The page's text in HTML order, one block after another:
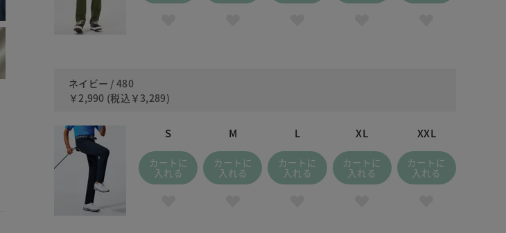
ネイビー / 480
￥2,990 (税込 ￥3,289)
S
カートに
入れる
M
カートに
入れる
L
カートに
入れる
XL
カートに
入れる
XXL
カートに
入れる